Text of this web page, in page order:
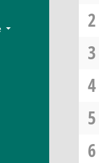
2
3
4
5
6